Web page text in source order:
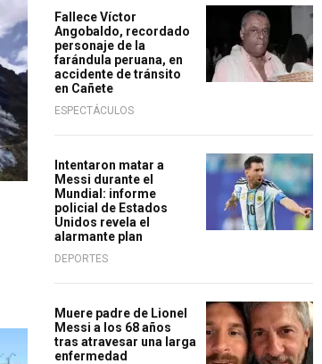
Fallece Víctor
Angobaldo, recordado
personaje de la
farándula peruana, en
accidente de tránsito
en Cañete
ESPECTÁCULOS
Intentaron matar a
Messi durante el
Mundial: informe
policial de Estados
Unidos revela el
alarmante plan
DEPORTES
Muere padre de Lionel
Messi a los 68 años
tras atravesar una larga
enfermedad